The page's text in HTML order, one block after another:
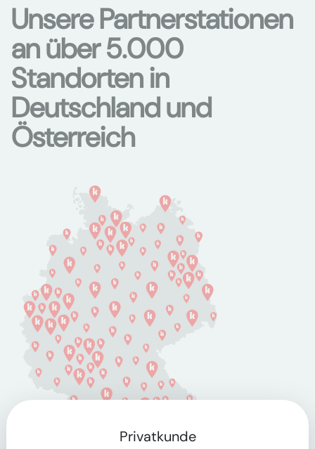
Unsere Partnerstationen
an über 5.000
Standorten in
Deutschland und
Österreich
Privatkunde